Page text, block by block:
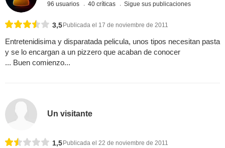
96 usuarios 40 críticas Sigue sus publicaciones
3,5 Publicada el 17 de noviembre de 2011
Entretenidisima y disparatada pelicula, unos tipos necesitan pasta
y se lo encargan a un pizzero que acaban de conocer
... Buen comienzo...
Un visitante
1,5 Publicada el 22 de noviembre de 2011